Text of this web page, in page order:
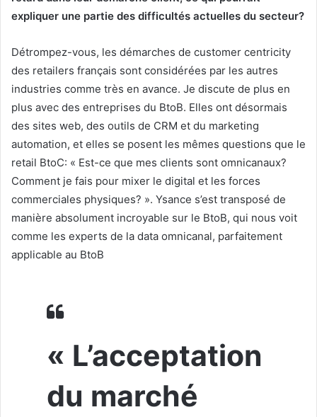
expliquer une partie des difficultés actuelles du secteur?
Détrompez-vous, les démarches de customer centricity
des retailers français sont considérées par les autres
industries comme très en avance. Je discute de plus en
plus avec des entreprises du BtoB. Elles ont désormais
des sites web, des outils de CRM et du marketing
automation, et elles se posent les mêmes questions que le
retail BtoC: « Est-ce que mes clients sont omnicanaux?
Comment je fais pour mixer le digital et les forces
commerciales physiques? ». Ysance s’est transposé de
manière absolument incroyable sur le BtoB, qui nous voit
comme les experts de la data omnicanal, parfaitement
applicable au BtoB
« L’acceptation
du marché